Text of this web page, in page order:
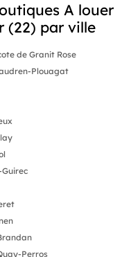
A louer
(22) par ville
de Granit Rose
Plouagat
Perros